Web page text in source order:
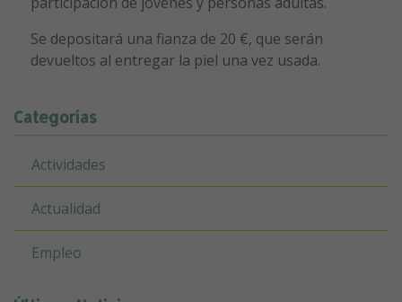
Se depositará una fianza de 20 €, que serán
devueltos al entregar la piel una vez usada.
Categorías
Actividades
Actualidad
Empleo